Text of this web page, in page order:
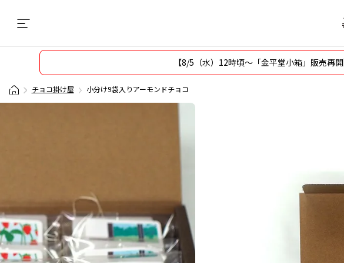
【8/5（水）12時頃〜「金平堂小箱」販売
チョコ掛け屋 小分け9袋入りアーモンドチョコ